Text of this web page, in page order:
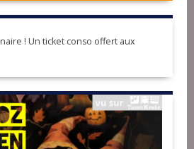
! Un ticket conso offert aux